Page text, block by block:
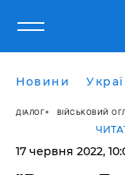
Новини
ДІАЛОГ ВІЙСЬКОВИЙ
17 червня 2022,